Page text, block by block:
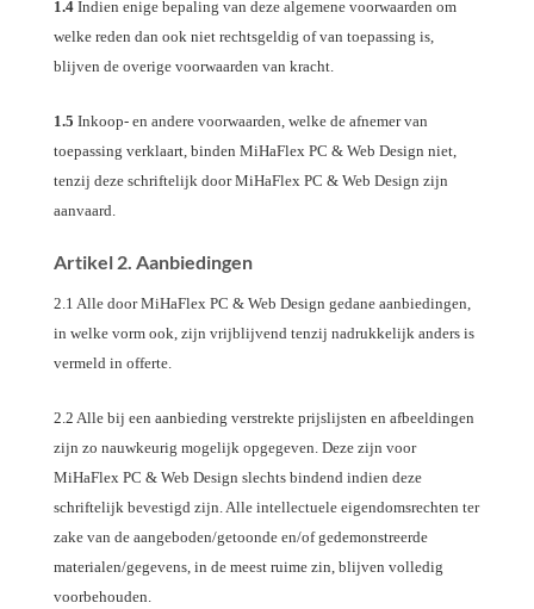
1.4 Indien enige bepaling van deze algemene voorwaarden om
welke reden dan ook niet rechtsgeldig of van toepassing is,
blijven de overige voorwaarden van kracht.
1.5 Inkoop- en andere voorwaarden, welke de afnemer van
toepassing verklaart, binden MiHaFlex PC & Web Design niet,
tenzij deze schriftelijk door MiHaFlex PC & Web Design zijn
aanvaard.
Artikel 2. Aanbiedingen
2.1 Alle door MiHaFlex PC & Web Design gedane aanbiedingen,
in welke vorm ook, zijn vrijblijvend tenzij nadrukkelijk anders is
vermeld in offerte.
2.2 Alle bij een aanbieding verstrekte prijslijsten en afbeeldingen
zijn zo nauwkeurig mogelijk opgegeven. Deze zijn voor
MiHaFlex PC & Web Design slechts bindend indien deze
schriftelijk bevestigd zijn. Alle intellectuele eigendomsrechten ter
zake van de aangeboden/getoonde en/of gedemonstreerde
materialen/gegevens, in de meest ruime zin, blijven volledig
voorbehouden.